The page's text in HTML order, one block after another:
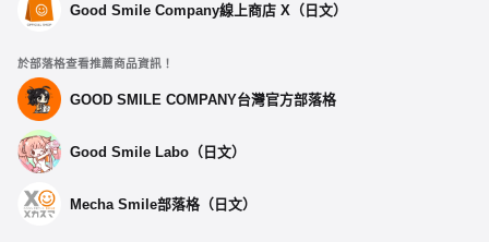
Good Smile Company線上商店 X（日文）
於部落格查看推薦商品資訊！
GOOD SMILE COMPANY台灣官方部落格
Good Smile Labo（日文）
Mecha Smile部落格（日文）